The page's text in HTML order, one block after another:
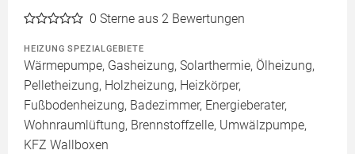
0 Sterne aus 2 Bewertungen
HEIZUNG SPEZIALGEBIETE
Wärmepumpe, Gasheizung, Solarthermie, Ölheizung,
Pelletheizung, Holzheizung, Heizkörper,
Fußbodenheizung, Badezimmer, Energieberater,
Wohnraumlüftung, Brennstoffzelle, Umwälzpumpe,
KFZ Wallboxen